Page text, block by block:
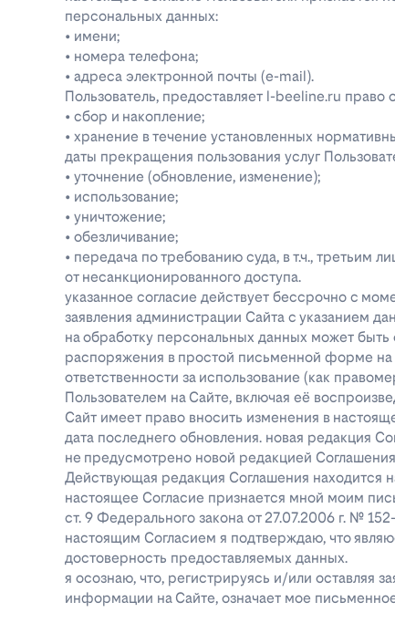
персональных данных:
• имени;
• номера телефона;
• адреса электронной почты (e-mail).
Пользователь, предоставляет l-beeline.ru
• сбор и накопление;
• хранение в течение установленных
даты прекращения пользования услуг
• уточнение (обновление, изменение);
• использование;
• уничтожение;
• обезличивание;
• передача по требованию суда, в т.ч.,
от несанкционированного доступа.
указанное согласие действует бессрочно с
заявления администрации Сайта с указанием
на обработку персональных данных может
распоряжения в простой письменной форме
ответственности за использование (как
Пользователем на Сайте, включая её
Сайт имеет право вносить изменения в
дата последнего обновления. новая редакция
не предусмотрено новой редакцией
Действующая редакция Соглашения находится
настоящее Согласие признается мной моим
ст. 9 Федерального закона от 27.07.2006 г. №
настоящим Согласием я подтверждаю, что
достоверность предоставляемых данных.
я осознаю, что, регистрируясь и/или оставляя
информации на Сайте, означает мое